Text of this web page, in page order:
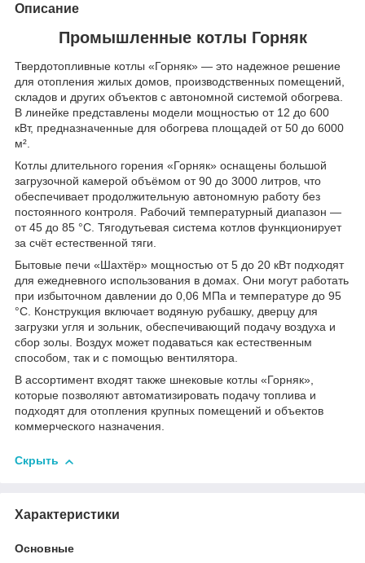
Описание
Промышленные котлы Горняк
Твердотопливные котлы «Горняк» — это надежное решение
для отопления жилых домов, производственных помещений,
складов и других объектов с автономной системой обогрева.
В линейке представлены модели мощностью от 12 до 600
кВт, предназначенные для обогрева площадей от 50 до 6000
м².
Котлы длительного горения «Горняк» оснащены большой
загрузочной камерой объёмом от 90 до 3000 литров, что
обеспечивает продолжительную автономную работу без
постоянного контроля. Рабочий температурный диапазон —
от 45 до 85 °C. Тягодутьевая система котлов функционирует
за счёт естественной тяги.
Бытовые печи «Шахтёр» мощностью от 5 до 20 кВт подходят
для ежедневного использования в домах. Они могут работать
при избыточном давлении до 0,06 МПа и температуре до 95
°C. Конструкция включает водяную рубашку, дверцу для
загрузки угля и зольник, обеспечивающий подачу воздуха и
сбор золы. Воздух может подаваться как естественным
способом, так и с помощью вентилятора.
В ассортимент входят также шнековые котлы «Горняк»,
которые позволяют автоматизировать подачу топлива и
подходят для отопления крупных помещений и объектов
коммерческого назначения.
Скрыть
Характеристики
Основные